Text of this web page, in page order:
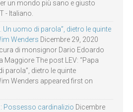
un mondo più sano e giusto
- Italiano.
Un uomo di parola”, dietro le quinte
Wenders Dicembre 29, 2020
di monsignor Dario Edoardo
Maggiore The post LEV: “Papa
parola”, dietro le quinte
Wenders appeared first on
Possesso cardinalizio Dicembre